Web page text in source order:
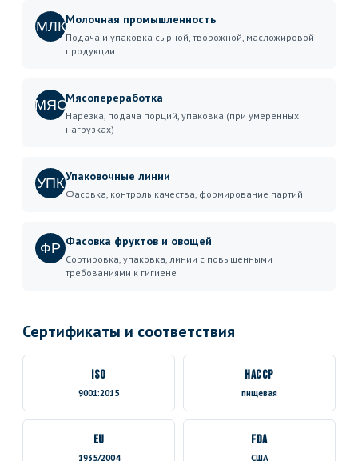
МЛКМолочная промышленность
Подача и упаковка сырной, творожной, масложировой
продукции
МЯСМясопереработка
Нарезка, подача порций, упаковка (при умеренных
нагрузках)
УПКУпаковочные линии
Фасовка, контроль качества, формирование партий
ФР Фасовка фруктов и овощей
Сортировка, упаковка, линии с повышенными
требованиями к гигиене
Сертификаты и соответствия
ISO
9001:2015
HACCP
пищевая
EU
1935/2004
FDA
США